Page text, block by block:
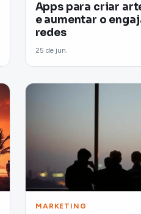
Apps para criar
e aumentar o
redes
25 de jun.
MARKETING